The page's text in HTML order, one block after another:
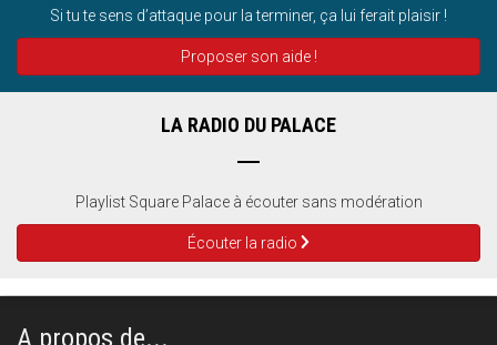
Si tu te sens d’attaque pour la terminer, ça lui ferait plaisir !
Proposer son aide !
LA RADIO DU PALACE
Playlist Square Palace à écouter sans modération
Écouter la radio
A propos de...